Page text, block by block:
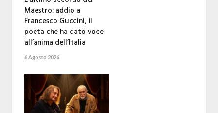
Maestro: addio a
Francesco Guccini, il
poeta che ha dato voce
all’anima dell’Italia
6 Agosto 2026